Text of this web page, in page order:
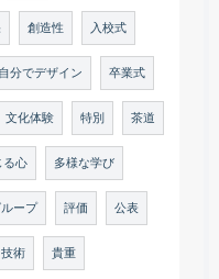
創造性 入校式
自分でデザイン 卒業式
文化体験 特別 茶道
る心 多様な学び
ープ 評価 公表
技術 貴重